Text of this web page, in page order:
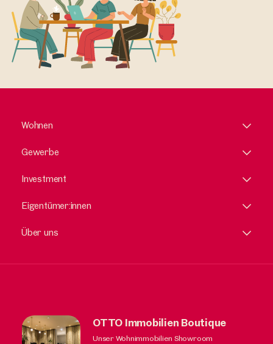
Wohnen
Gewerbe
Investment
Eigentümer:innen
Über uns
OTTO Immobilien Boutique
Unser Wohnimmobilien Showroom